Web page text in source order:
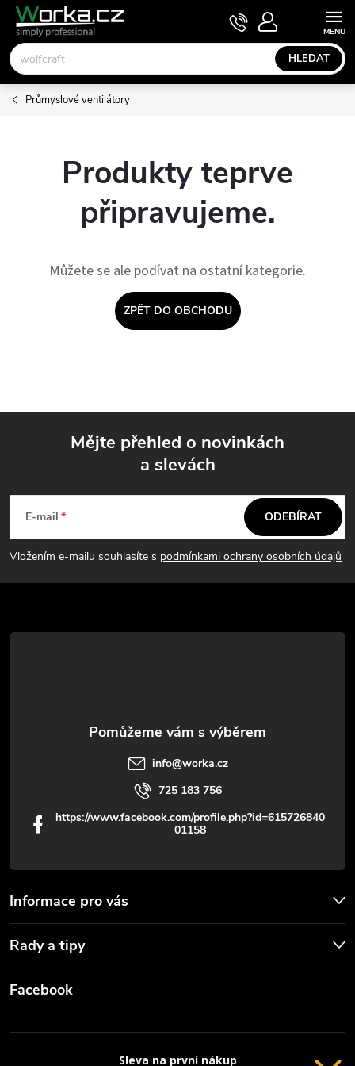
Přejít
obsah
HLEDAT
NÁKUPNÍ
KOŠÍK
Průmyslové ventilátory
Produkty teprve
připravujeme.
Můžete se ale podívat na ostatní kategorie.
ZPĚT DO OBCHODU
p
t
Mějte přehled o novinkách
a slevách
E-mail
Vložením e-mailu souhlasíte s podmínkami ochrany osobních údajů
ODEBÍRAT
Informace pro vás
Rady a tipy
info@worka.cz
725 183 756
https://www.facebook.com/profile.php?id=615726840
01158
Facebook
Sleva na první nákup